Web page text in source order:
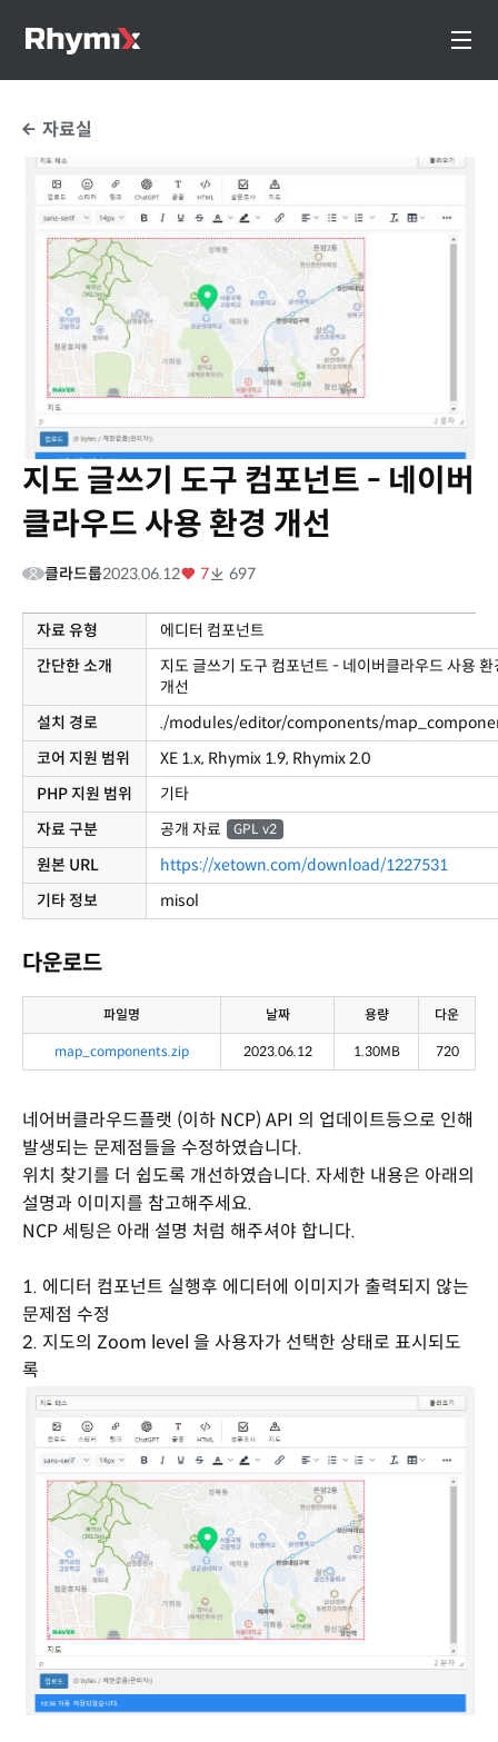
자료실
지도 글쓰기 도구 컴포넌트 - 네이버
클라우드 사용 환경 개선
클라드룹2023.06.12 7 697
자료 유형
에디터 컴포넌트
간단한 소개
지도 글쓰기 도구 컴포넌트 - 네이버클라우드 사용 환
개선
설치 경로
./modules/editor/components/
코어 지원 범위
XE 1.x, Rhymix 1.9, Rhymix 2.0
PHP 지원 범위
기타
자료 구분
공개 자료 GPL v2
원본 URL
https://xetown.com/download/1227531
기타 정보
misol
다운로드
파일명 날짜 용량 다운
map_components.zip 2023.06.12 1.30MB 720
네어버클라우드플랫 (이하 NCP) API 의 업데이트등으로 인해
발생되는 문제점들을 수정하였습니다.
위치 찾기를 더 쉽도록 개선하였습니다. 자세한 내용은 아래의
설명과 이미지를 참고해주세요.
NCP 세팅은 아래 설명 처럼 해주셔야 합니다.
1. 에디터 컴포넌트 실행후 에디터에 이미지가 출력되지 않는
문제점 수정
2. 지도의 Zoom level 을 사용자가 선택한 상태로 표시되도
록